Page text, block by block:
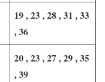
19 , 23 , 28 , 31 , 33
, 36
20 , 23 , 27 , 29 , 35
, 39